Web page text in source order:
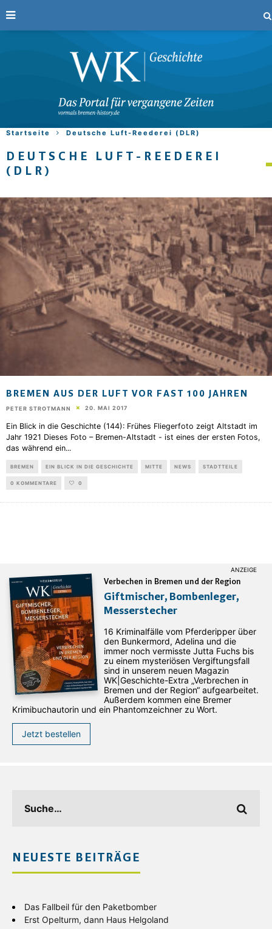
Startseite Deutsche Luft-Reederei (DLR)
DEUTSCHE LUFT-REEDEREI
(DLR)
BREMEN AUS DER LUFT VOR FAST 100 JAHREN
PETER STROTMANN 20. MAI 2017
Ein Blick in die Geschichte (144): Frühes Fliegerfoto zeigt Altstadt im
Jahr 1921 Dieses Foto – Bremen-Altstadt - ist eines der ersten Fotos,
das während ein...
BREMEN EIN BLICK IN DIE GESCHICHTE MITTE NEWS STADTTEILE
0 KOMMENTARE 0
Verbechen in Bremen und der Region
Giftmischer, Bombenleger,
Messerstecher
16 Kriminalfälle vom Pferderipper über
den Bunkermord, Adelina und die
immer noch vermisste Jutta Fuchs bis
zu einem mysteriösen Vergiftungsfall
sind in unserem neuen Magazin
WK|Geschichte-Extra „Verbrechen in
Bremen und der Region“ aufgearbeitet.
Außerdem kommen eine Bremer
Krimibuchautorin und ein Phantomzeichner zu Wort.
Jetzt bestellen
NEUESTE BEITRÄGE
Das Fallbeil für den Paketbomber
Erst Opelturm, dann Haus Helgoland